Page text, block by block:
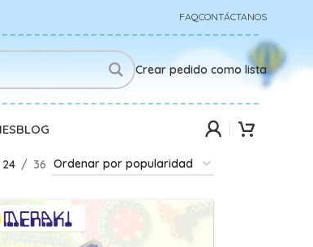
FAQCONTÁCTANOS
Crear pedido como lista
BLOG
24 36